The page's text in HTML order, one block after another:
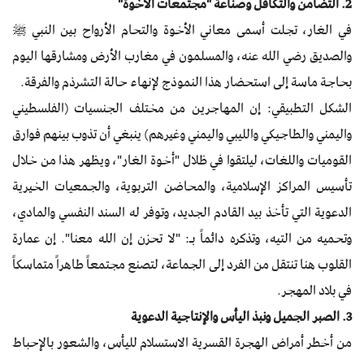
في الغار، تجلت أسمى معاني الأخوة والتحام الأرواح بين النبي ﷺ
والصديق رضي الله عنه، والمسلمون في مغارب الأرض ومشارقها اليوم
بحاجة ماسة إلى استحضار هذا النموذج لإنهاء حالة التشرذم والفرقة.
الشكل التطبيقي: إن المهاجرين من مختلف الجنسيات (الفلسطيني
واليمني والطاجيكي والليبي واليمني وغيرهم) ينبغي أن تذوب بينهم فوارق
القوميات واللغات، ليلتقوا في ظلال "أخوة الغار"، ويظهر هذا من خلال
تأسيس المراكز الإسلامية، والمحاضن التربوية، والجمعيات الخيرية
الدعوية التي تأخذ بيد القادم الجديد، وتوفر له السند النفسي والمادي،
وتحميه من التيه، وتذكره دائماً بـ: "لا تحزن إن الله معنا". إن عمارة
القلوب هنا تنتقل من الفرد إلى الجماعة، لتصنع مجتمعاً طاهراً متماسكاً
في بلاد المهجر.
3. الصبر الجميل ونبذ اليأس والإنتاجية الدعوية
من أخطر أمراض الهجرة القسرية الاستسلام لليأس، والشعور بالإحباط